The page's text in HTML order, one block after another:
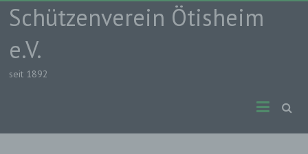
SkipSchützenverein Ötisheim
e.V.
seit 1892